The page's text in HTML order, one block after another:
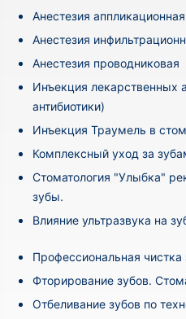
Анестезия аппликационная
Анестезия
Анестезия проводниковая
Инъекция лекарственных
антибиотики)
Инъекция Траумель в
Комплексный уход за
Стоматология "Улыбка"
зубы.
Влияние ультразвука на
Профессиональная чистка
Фторирование зубов.
Отбеливание зубов по